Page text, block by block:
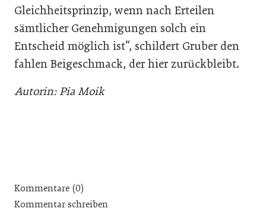
Gleichheitsprinzip, wenn nach Erteilen
sämtlicher Genehmigungen solch ein
Entscheid möglich ist“, schildert Gruber den
fahlen Beigeschmack, der hier zurückbleibt.
Autorin: Pia Moik
Kommentare (0)
Kommentar schreiben